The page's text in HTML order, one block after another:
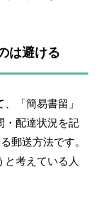
は避ける
「簡易書留」
・配達状況を記
郵送方法です。
と考えている人